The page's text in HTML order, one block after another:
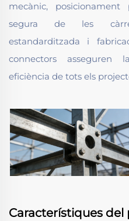
mecànic,
segura de les
estandarditzada i
connectors asseguren
eficiència de tots els
Característiques